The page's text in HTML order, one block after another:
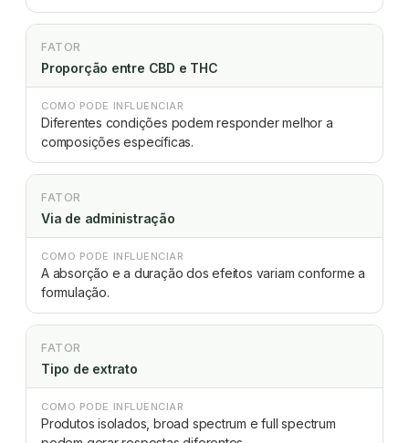
FATOR
Proporção entre CBD e THC
COMO PODE INFLUENCIAR
Diferentes condições podem responder melhor a
composições específicas.
FATOR
Via de administração
COMO PODE INFLUENCIAR
A absorção e a duração dos efeitos variam conforme a
formulação.
FATOR
Tipo de extrato
COMO PODE INFLUENCIAR
Produtos isolados, broad spectrum e full spectrum